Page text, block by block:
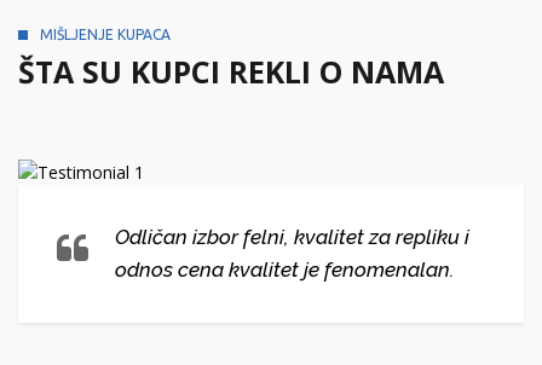
MIŠLJENJE KUPACA
ŠTA SU KUPCI REKLI O NAMA
Odličan izbor felni, kvalitet za repliku i
odnos cena kvalitet je fenomenalan.